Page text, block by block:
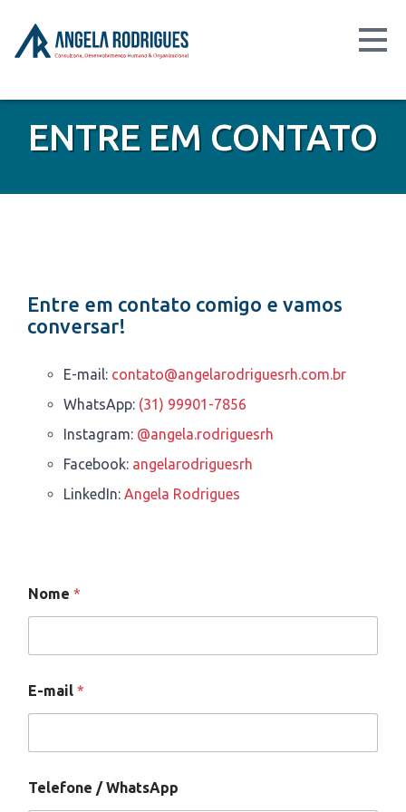
ENTRE EM CONTATO
Entre em contato comigo e vamos
conversar!
E-mail: contato@angelarodriguesrh.com.br
WhatsApp: (31) 99901-7856
Instagram: @angela.rodriguesrh
Facebook: angelarodriguesrh
LinkedIn: Angela Rodrigues
Nome *
o
m
n
s
E-mail *
Telefone / WhatsApp